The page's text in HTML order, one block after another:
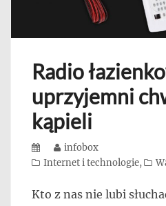
Radio
uprzyjemni
kąpieli
Posted
on
Author
infobox
Categories
Internet i technologie,
Kto z nas nie lubi